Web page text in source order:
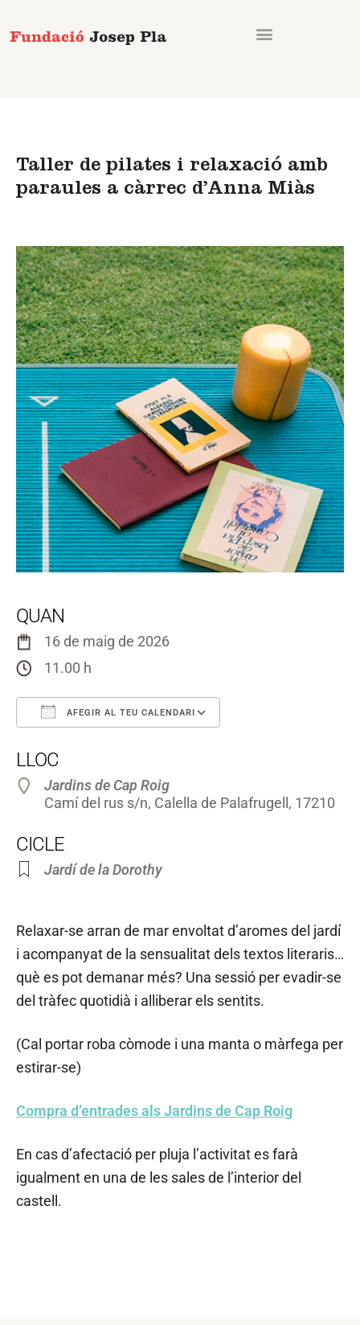
al
Taller de pilates i relaxació amb
paraules a càrrec d’Anna Miàs
QUAN
16 de maig de 2026
11.00 h
AFEGIR AL TEU CALENDARI
LLOC
Jardins de Cap Roig
Camí del rus s/n, Calella de Palafrugell, 17210
CICLE
Jardí de la Dorothy
Relaxar-se arran de mar envoltat d’aromes del jardí
i acompanyat de la sensualitat dels textos literaris…
què es pot demanar més? Una sessió per evadir-se
del tràfec quotidià i alliberar els sentits.
(Cal portar roba còmode i una manta o màrfega per
estirar-se)
Compra d’entrades als Jardins de Cap Roig
En cas d’afectació per pluja l’activitat es farà
igualment en una de les sales de l’interior del
castell.